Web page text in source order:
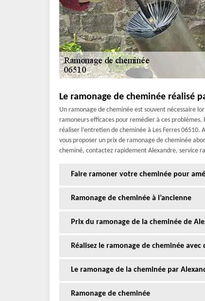
Le ramonage de cheminée réalisé
Un ramonage de cheminée est souvent nécessaire
ramoneurs efficaces pour remédier à ces
réaliser l’entretien de cheminée à Les Ferres
vous proposer un prix de ramonage de cheminée
cheminé, contactez rapidement Alexandre, service
Faire ramoner votre cheminée pour
Ramonage de cheminée à l’ancienne
Prix du ramonage de la cheminée de
Réalisez le ramonage de cheminée avec
Le ramonage de la cheminée par
Ramonage de cheminée